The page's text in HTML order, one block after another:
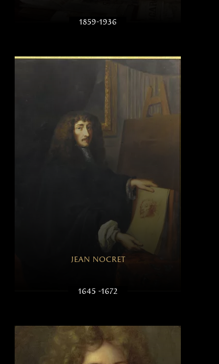
1859-1936
jean nocret
1645 -1672